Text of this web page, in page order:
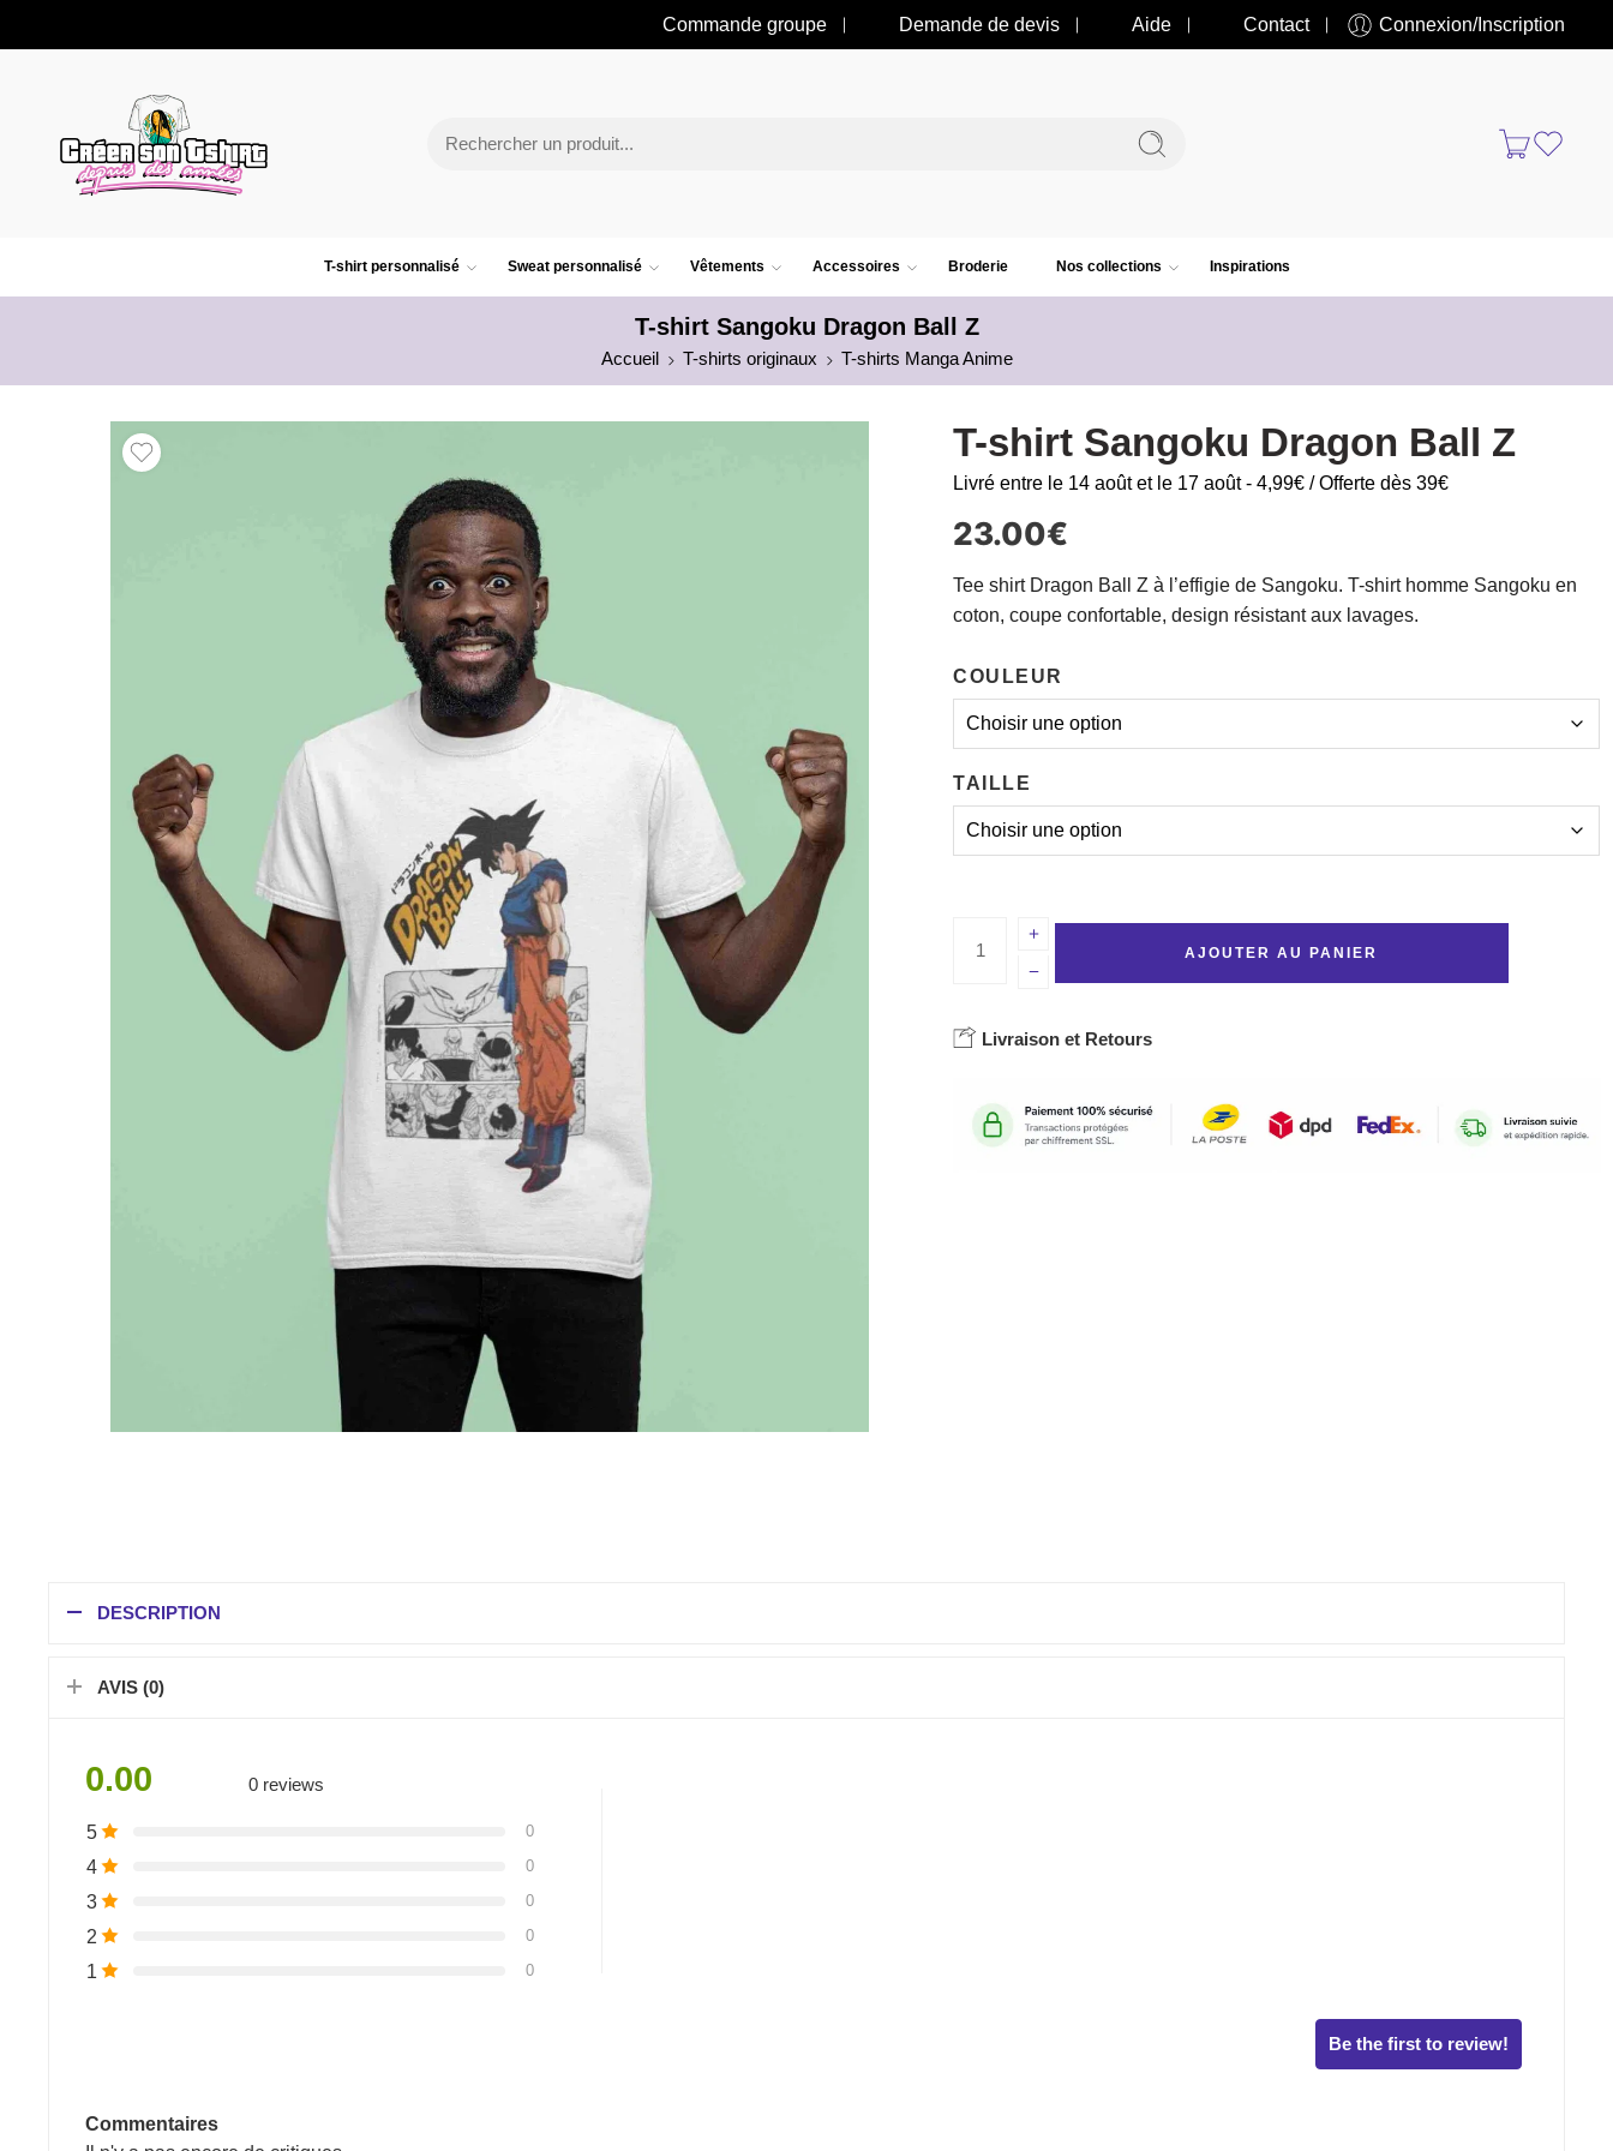
Commande groupe Demande de devis Aide Contact Connexion/Inscription
T-shirt personnalisé Sweat personnalisé Vêtements Accessoires Broderie Nos collections Inspirations
T-shirt Sangoku Dragon Ball Z
Accueil T-shirts originaux T-shirts Manga Anime
T-shirt Sangoku Dragon Ball Z
Livré entre le 14 août et le 17 août - 4,99€ / Offerte dès 39€
23.00€
Tee shirt Dragon Ball Z à l’effigie de Sangoku. T-shirt homme Sangoku en
coton, coupe confortable, design résistant aux lavages.
COULEUR
TAILLE
AJOUTER AU PANIER
Livraison et Retours
DESCRIPTION
AVIS (0)
0.00 0 reviews
5 0
4 0
3 0
2 0
1 0
Be the first to review!
Commentaires